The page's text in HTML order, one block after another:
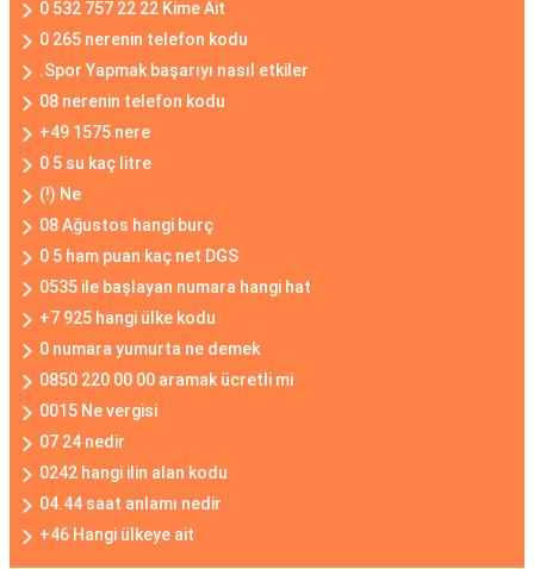
0 532 757 22 22 Kime Ait
0 265 nerenin telefon kodu
.Spor Yapmak başarıyı nasıl etkiler
08 nerenin telefon kodu
+49 1575 nere
0 5 su kaç litre
(!) Ne
08 Ağustos hangi burç
0 5 ham puan kaç net DGS
0535 ile başlayan numara hangi hat
+7 925 hangi ülke kodu
0 numara yumurta ne demek
0850 220 00 00 aramak ücretli mi
0015 Ne vergisi
07 24 nedir
0242 hangi ilin alan kodu
04.44 saat anlamı nedir
+46 Hangi ülkeye ait